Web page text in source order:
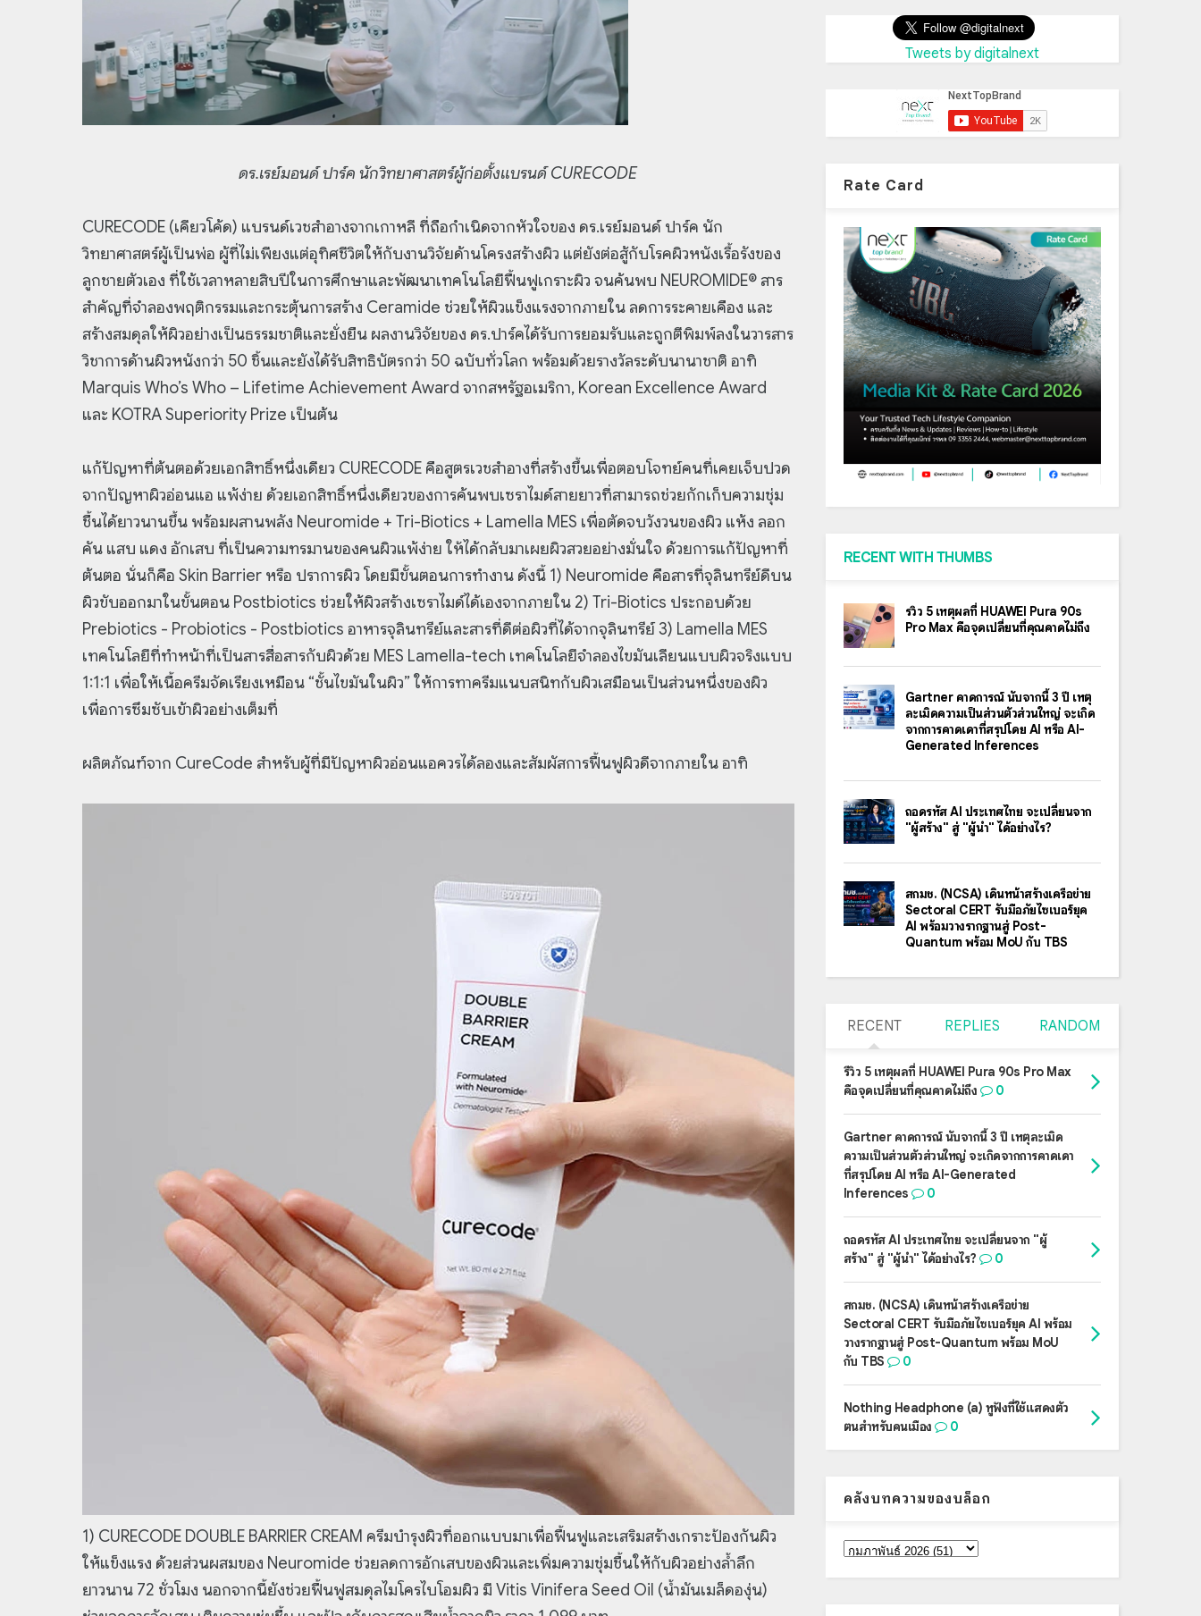
ดร.เรย์มอนด์ ปาร์ค นักวิทยาศาสตร์ผู้ก่อตั้งแบรนด์ CURECODE
CURECODE (เคียวโค้ด) แบรนด์เวชสำอางจากเกาหลี ที่ถือกำเนิดจากหัวใจของ ดร.เรย์มอนด์ ปาร์ค นัก
วิทยาศาสตร์ผู้เป็นพ่อ ผู้ที่ไม่เพียงแต่อุทิศชีวิตให้กับงานวิจัยด้านโครงสร้างผิว แต่ยังต่อสู้กับโรคผิวหนังเรื้อรังของ
ลูกชายตัวเอง ที่ใช้เวลาหลายสิบปีในการศึกษาและพัฒนาเทคโนโลยีฟื้นฟูเกราะผิว จนค้นพบ NEUROMIDE® สาร
สำคัญที่จำลองพฤติกรรมและกระตุ้นการสร้าง Ceramide ช่วยให้ผิวแข็งแรงจากภายใน ลดการระคายเคือง และ
สร้างสมดุลให้ผิวอย่างเป็นธรรมชาติและยั่งยืน ผลงานวิจัยของ ดร.ปาร์คได้รับการยอมรับและถูกตีพิมพ์ลงในวารสาร
วิชาการด้านผิวหนังกว่า 50 ชิ้นและยังได้รับสิทธิบัตรกว่า 50 ฉบับทั่วโลก พร้อมด้วยรางวัลระดับนานาชาติ อาทิ
Marquis Who’s Who – Lifetime Achievement Award จากสหรัฐอเมริกา, Korean Excellence Award
และ KOTRA Superiority Prize เป็นต้น
แก้ปัญหาที่ต้นตอด้วยเอกสิทธิ์หนึ่งเดียว CURECODE คือสูตรเวชสำอางที่สร้างขึ้นเพื่อตอบโจทย์คนที่เคยเจ็บปวด
จากปัญหาผิวอ่อนแอ แพ้ง่าย ด้วยเอกสิทธิ์หนึ่งเดียวของการค้นพบเซราไมด์สายยาวที่สามารถช่วยกักเก็บความชุ่ม
ชื้นได้ยาวนานขึ้น พร้อมผสานพลัง Neuromide + Tri-Biotics + Lamella MES เพื่อตัดจบวังวนของผิว แห้ง ลอก
คัน แสบ แดง อักเสบ ที่เป็นความทรมานของคนผิวแพ้ง่าย ให้ได้กลับมาเผยผิวสวยอย่างมั่นใจ ด้วยการแก้ปัญหาที่
ต้นตอ นั่นก็คือ Skin Barrier หรือ ปราการผิว โดยมีขั้นตอนการทำงาน ดังนี้ 1) Neuromide คือสารที่จุลินทรีย์ดีบน
ผิวขับออกมาในขั้นตอน Postbiotics ช่วยให้ผิวสร้างเซราไมด์ได้เองจากภายใน 2) Tri-Biotics ประกอบด้วย
Prebiotics - Probiotics - Postbiotics อาหารจุลินทรีย์และสารที่ดีต่อผิวที่ได้จากจุลินทรีย์ 3) Lamella MES
เทคโนโลยีที่ทำหน้าที่เป็นสารสื่อสารกับผิวด้วย MES Lamella-tech เทคโนโลยีจำลองไขมันเลียนแบบผิวจริงแบบ
1:1:1 เพื่อให้เนื้อครีมจัดเรียงเหมือน “ชั้นไขมันในผิว” ให้การทาครีมแนบสนิทกับผิวเสมือนเป็นส่วนหนึ่งของผิว
เพื่อการซึมซับเข้าผิวอย่างเต็มที่
ผลิตภัณฑ์จาก CureCode สำหรับผู้ที่มีปัญหาผิวอ่อนแอควรได้ลองและสัมผัสการฟื้นฟูผิวดีจากภายใน อาทิ
1) CURECODE DOUBLE BARRIER CREAM ครีมบำรุงผิวที่ออกแบบมาเพื่อฟื้นฟูและเสริมสร้างเกราะป้องกันผิว
ให้แข็งแรง ด้วยส่วนผสมของ Neuromide ช่วยลดการอักเสบของผิวและเพิ่มความชุ่มชื้นให้กับผิวอย่างล้ำลึก
ยาวนาน 72 ชั่วโมง นอกจากนี้ยังช่วยฟื้นฟูสมดุลไมโครไบโอมผิว มี Vitis Vinifera Seed Oil (น้ำมันเมล็ดองุ่น)
Tweets by digitalnext
Rate Card
RECENT WITH THUMBS
รีวิว 5 เหตุผลที่ HUAWEI Pura 90s
Pro Max คือจุดเปลี่ยนที่คุณคาดไม่ถึง
Gartner คาดการณ์ นับจากนี้ 3 ปี เหตุ
ละเมิดความเป็นส่วนตัวส่วนใหญ่ จะเกิด
จากการคาดเดาที่สรุปโดย AI หรือ AI-
Generated Inferences
ถอดรหัส AI ประเทศไทย จะเปลี่ยนจาก
"ผู้สร้าง" สู่ "ผู้นำ" ได้อย่างไร?
สกมช. (NCSA) เดินหน้าสร้างเครือข่าย
Sectoral CERT รับมือภัยไซเบอร์ยุค
AI พร้อมวางรากฐานสู่ Post-
Quantum พร้อม MoU กับ TBS
RECENT REPLIES RANDOM
รีวิว 5 เหตุผลที่ HUAWEI Pura 90s Pro Max
คือจุดเปลี่ยนที่คุณคาดไม่ถึง
0
Gartner คาดการณ์ นับจากนี้ 3 ปี เหตุละเมิด
ความเป็นส่วนตัวส่วนใหญ่ จะเกิดจากการคาดเดา
ที่สรุปโดย AI หรือ AI-Generated
Inferences
0
ถอดรหัส AI ประเทศไทย จะเปลี่ยนจาก "ผู้
สร้าง" สู่ "ผู้นำ" ได้อย่างไร?
0
สกมช. (NCSA) เดินหน้าสร้างเครือข่าย
Sectoral CERT รับมือภัยไซเบอร์ยุค AI พร้อม
วางรากฐานสู่ Post-Quantum พร้อม MoU
กับ TBS
0
Nothing Headphone (a) หูฟังที่ใช้แสดงตัว
ตนสำหรับคนเมือง
0
คลังบทความของบล็อก